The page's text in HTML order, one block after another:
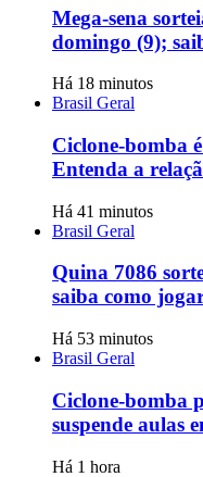
Mega-sena
domingo (9);
Há 18 minutos
Brasil Geral
Ciclone-bomba
Entenda a
Há 41 minutos
Brasil Geral
Quina 7086
saiba como
Há 53 minutos
Brasil Geral
Ciclone-bomba
suspende aulas
Há 1 hora